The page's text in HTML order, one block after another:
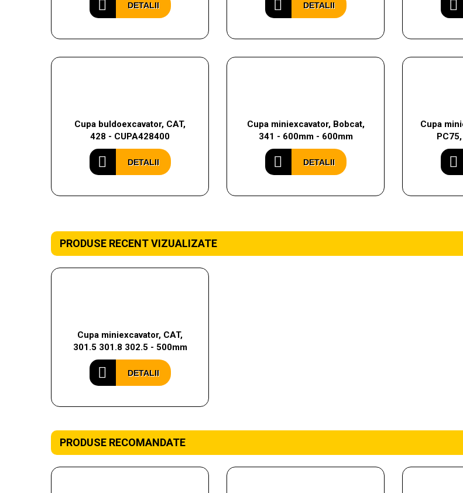
DETALII DETALII
Cupa buldoexcavator, CAT,
428 - CUPA428400
DETALII
Cupa miniexcavator, Bobcat,
341 - 600mm - 600mm
DETALII
Cupa
PRODUSE RECENT VIZUALIZATE
Cupa miniexcavator, CAT,
301.5 301.8 302.5 - 500mm
DETALII
PRODUSE RECOMANDATE